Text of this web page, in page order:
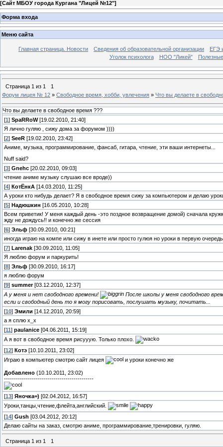
[Сайт МБОУ города Кургана "Лицей №12"]
Форма входа
Меню сайта
Главная страница. Новости Сведения об образовательной организации
ЕГЭ
Уголок психолога
НОО "Ликей"
Страница 1 из 1
1
Форум лицея № 12 » Свободное время, хобби, увлечения » Что вы делаете в
Что вы делаете в свободное время ???
[1 ] SpaRRoW[19.02.2010, 21:40]
Я лично гуляю , сижу дома за форумом ))))
[2] SeeR [19.02.2010, 23:42]
Аниме, музыка, программирование, фансаб, гитара, чтение, эти ваши интернеты...
Nuff said?
[3] Gnehc [20.02.2010, 09:03]
чтение аниме музыку слушаю все вроде))
[4] КотЁнкА [14.03.2010, 11:25]
А уроки кто нибудь делает? Я в свободное время сижу за компьютером и делаю
[5] Надюшкин [16.05.2010, 10:28]
Всем приветик! У меня каждый день -это поздное возвращение домой) сначала
жду не дождусь!! и конечно же сессия
[6] Эльф [30.09.2010, 00:21]
иногда играю на компе или сижу в инете или просто гулюя но уроки в первую очередь
[7] Larenak [30.09.2010, 11:05]
Я люблю форум и паркурить!
[8] Эльф [30.09.2010, 16:17]
я люблю форум
[9] summer[03.12.2010, 12:37]
А у меня и нет свободного времени!
После школы у меня свободного
если и свободный день то я могу порисовать, послушать музыку, почитать...
[10] Эмили [14.12.2010, 20:59]
а я сплю х_х
[11 ] paulanice [04.06.2011, 15:19]
А я вот в свободное время рисууую. Только плохо.
[12] Котэ [10.10.2011, 23:02]
Играю в компьютер смотрю сайт лицея
и уроки конечно же
Добавлено (10.10.2011, 23:02)
---------------------------------------------
[13] Яночка=) [02.04.2012, 16:57]
Уроки,танцы,чтение,флейта,английский.
[14] Gush [03.04.2012, 20:12]
Делаю сайты на заказ, смотрю аниме, программирование,тренировки, гуляю.
Страница 1 из 1 1